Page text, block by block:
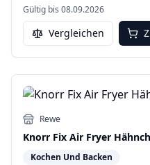
Gültig bis 08.09.2026
Vergleichen
Rewe
Knorr Fix Air Fryer
Kochen Und Backen